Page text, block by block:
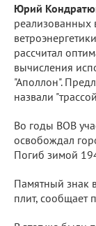
Юрий
реализованных
рассчитал
вычисления
"Аполлон".
назвали
Во годы ВОВ
освобождал
Погиб зимой
Памятный знак
плит, сообщает